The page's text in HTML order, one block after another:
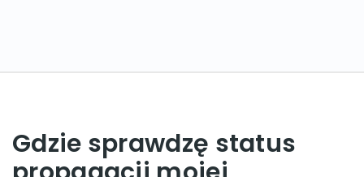
Gdzie sprawdzę status